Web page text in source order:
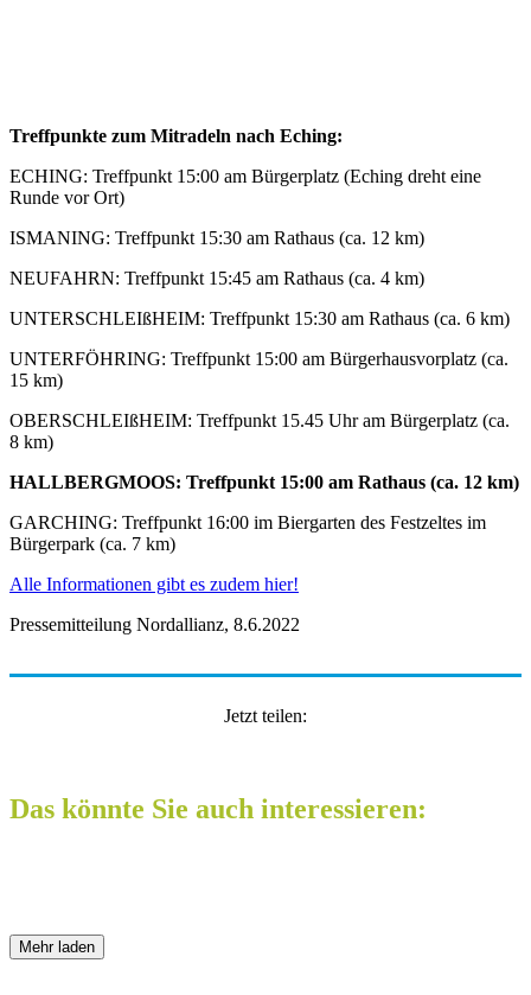
Treffpunkte zum Mitradeln nach Eching:
ECHING: Treffpunkt 15:00 am Bürgerplatz (Eching dreht eine
Runde vor Ort)
ISMANING: Treffpunkt 15:30 am Rathaus (ca. 12 km)
NEUFAHRN: Treffpunkt 15:45 am Rathaus (ca. 4 km)
UNTERSCHLEIßHEIM: Treffpunkt 15:30 am Rathaus (ca. 6 km)
UNTERFÖHRING: Treffpunkt 15:00 am Bürgerhausvorplatz (ca.
15 km)
OBERSCHLEIßHEIM: Treffpunkt 15.45 Uhr am Bürgerplatz (ca.
8 km)
HALLBERGMOOS: Treffpunkt 15:00 am Rathaus (ca. 12 km)
GARCHING: Treffpunkt 16:00 im Biergarten des Festzeltes im
Bürgerpark (ca. 7 km)
Alle Informationen gibt es zudem hier!
Pressemitteilung Nordallianz, 8.6.2022
Jetzt teilen:
Das könnte Sie auch interessieren:
Mehr laden